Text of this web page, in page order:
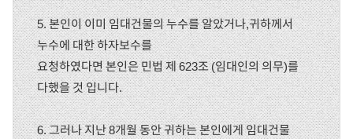
5. 본인이 이미 임대건물의 누수를 알았거나,귀하께서
누수에 대한 하자보수를
요청하였다면 본인은 민법 제 623조 (임대인의 의무)를
다했을 것 입니다.
6. 그러나 지난 8개월 동안 귀하는 본인에게 임대건물